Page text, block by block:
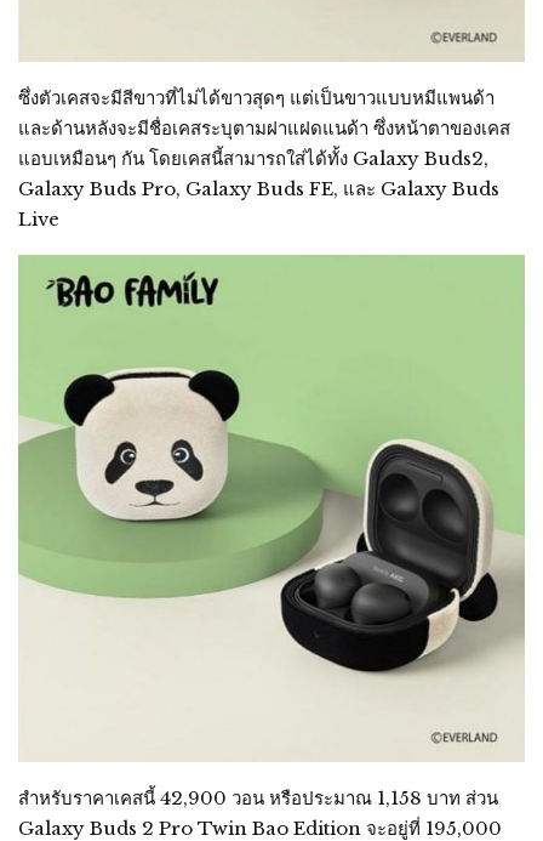
ซึ่งตัวเคสจะมีสีขาวที่ไม่ได้ขาวสุดๆ แต่เป็นขาวแบบหมีแพนด้า
และด้านหลังจะมีชื่อเคสระบุตามฝาแฝดแนด้า ซึ่งหน้าตาของเคส
แอบเหมือนๆ กัน โดยเคสนี้สามารถใส่ได้ทั้ง Galaxy Buds2,
Galaxy Buds Pro, Galaxy Buds FE, และ Galaxy Buds
Live
สำหรับราคาเคสนี้ 42,900 วอน หรือประมาณ 1,158 บาท ส่วน
Galaxy Buds 2 Pro Twin Bao Edition จะอยู่ที่ 195,000